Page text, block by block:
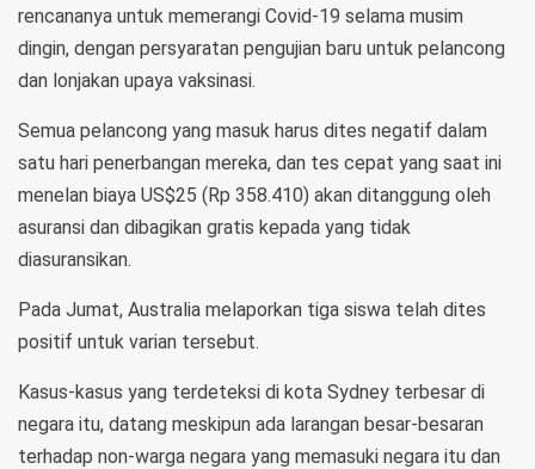
rencananya untuk memerangi Covid-19 selama musim
dingin, dengan persyaratan pengujian baru untuk pelancong
dan lonjakan upaya vaksinasi.
Semua pelancong yang masuk harus dites negatif dalam
satu hari penerbangan mereka, dan tes cepat yang saat ini
menelan biaya US$25 (Rp 358.410) akan ditanggung oleh
asuransi dan dibagikan gratis kepada yang tidak
diasuransikan.
Pada Jumat, Australia melaporkan tiga siswa telah dites
positif untuk varian tersebut.
Kasus-kasus yang terdeteksi di kota Sydney terbesar di
negara itu, datang meskipun ada larangan besar-besaran
terhadap non-warga negara yang memasuki negara itu dan